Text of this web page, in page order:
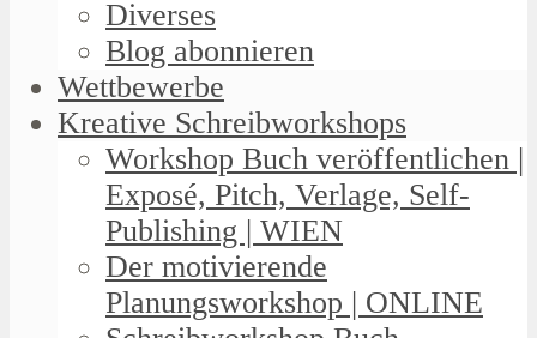
Diverses
Blog abonnieren
Wettbewerbe
Kreative Schreibworkshops
Workshop Buch veröffentlichen |
Exposé, Pitch, Verlage, Self-
Publishing | WIEN
Der motivierende
Planungsworkshop | ONLINE